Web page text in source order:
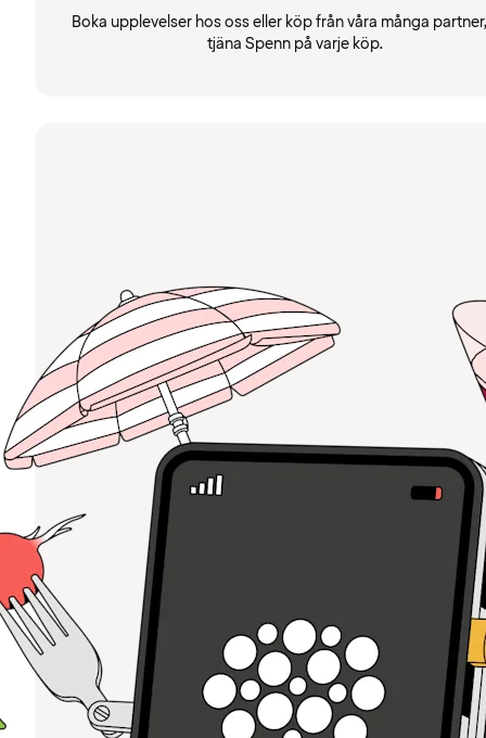
Boka upplevelser hos oss eller köp från våra många
tjäna Spenn på varje köp.